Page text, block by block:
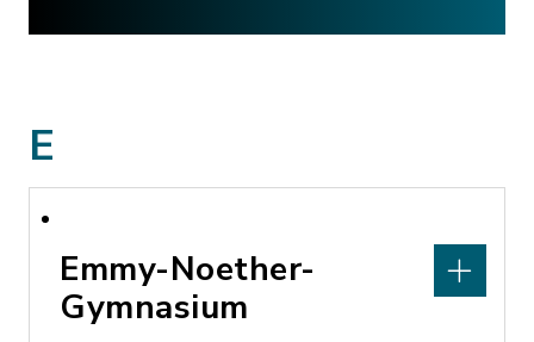
E
Emmy-Noether-
Gymnasium